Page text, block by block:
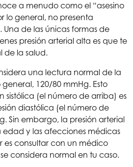
a menudo como el “asesino
lo general, no presenta
Una de las únicas formas de
presión arterial alta es que te
de la salud.
una lectura normal de la
general, 120/80 mmHg. Esto
sistólica (el número de arriba) es
diastólica (el número de
Sin embargo, la presión arterial
y las afecciones médicas
es consultar con un médico
considera normal en tu caso.